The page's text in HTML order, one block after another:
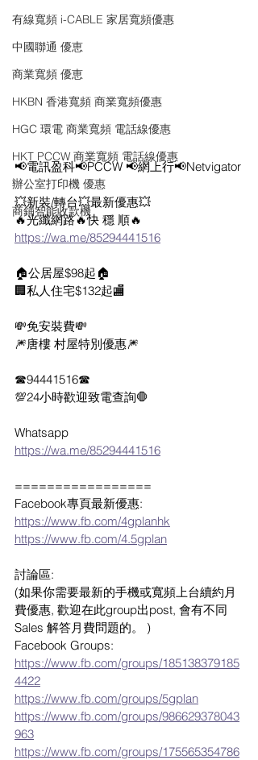
有線寬頻 i-CABLE 家居寬頻優惠
中國聯通 優恵
商業寬頻 優恵
HKBN 香港寬頻 商業寬頻優惠
HGC 環電 商業寬頻 電話線優惠
HKT PCCW 商業寬頻 電話線優惠
辦公室打印機 優惠
商鋪智能收款機
📢電訊盈科📢PCCW 📢網上行📢Netvigator
💥新裝/轉台💥最新優惠💥
🔥光纖網路🔥快 穩 順🔥
https://wa.me/85294441516
🏠公居屋$98起🏠
🏢私人住宅$132起🏬
💸免安裝費💸
🎆唐樓 村屋特別優惠🎆
☎94441516☎
💯24小時歡迎致電查詢🛑
Whatsapp
https://wa.me/85294441516
=================
Facebook專頁最新優惠:
https://www.fb.com/4gplanhk
https://www.fb.com/4.5gplan
討論區:
(如果你需要最新的手機或寬頻上台續約月
費優惠, 歡迎在此group出post, 會有不同
Sales 解答月費問題的。 )
Facebook Groups:
https://www.fb.com/groups/185138379185
4422
https://www.fb.com/groups/5gplan
https://www.fb.com/groups/986629378043
963
https://www.fb.com/groups/175565354786